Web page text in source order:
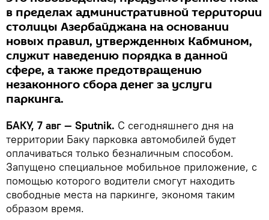
в пределах административной территории
столицы Азербайджана на основании
новых правил, утвержденных Кабмином,
служит наведению порядка в данной
сфере, а также предотвращению
незаконного сбора денег за услуги
паркинга.
БАКУ, 7 авг — Sputnik. С сегодняшнего дня на
территории Баку парковка автомобилей будет
оплачиваться только безналичным способом.
Запущено специальное мобильное приложение, с
помощью которого водители смогут находить
свободные места на паркинге, экономя таким
образом время.